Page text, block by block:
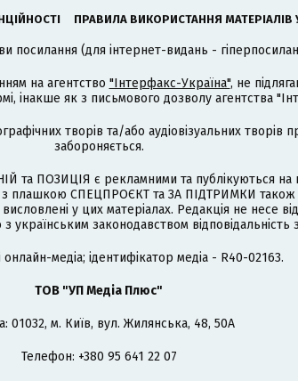
ПРАВИЛА ВИКОРИСТАННЯ МАТЕРІАЛІВ
посилання (для інтернет-видань -
на агентство "Інтерфакс-Україна", не
інакше як з письмового дозволу агентства
творів та/або аудіовізуальних
забороняється.
та ПОЗИЦІЯ є рекламними та публікуються на
з плашкою СПЕЦПРОЄКТ та ЗА ПІДТРИМКИ
у цих матеріалах. Редакція не несе
українським законодавством
онлайн-медіа; ідентифікатор медіа - R40-02163.
ТОВ "УП Медіа Плюс"
01032, м. Київ, вул. Жилянська, 48, 50А
Телефон: +380 95 641 22 07